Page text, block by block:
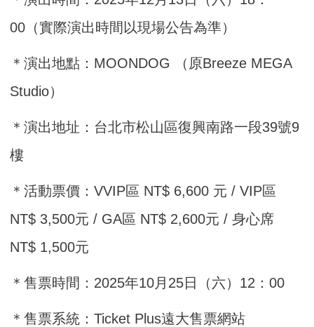
00（實際演出時間以現場公告為準）
＊演出地點：MOONDOG （原Breeze MEGA
Studio）
＊演出地址：台北市松山區復興南路一段39號9
樓
＊活動票價：VVIP區 NT$ 6,600 元 / VIP區
NT$ 3,500元 / GA區 NT$ 2,600元 / 身心席
NT$ 1,500元
＊售票時間：2025年10月25日（六）12：00
＊售票系統：Ticket Plus遠大售票網站